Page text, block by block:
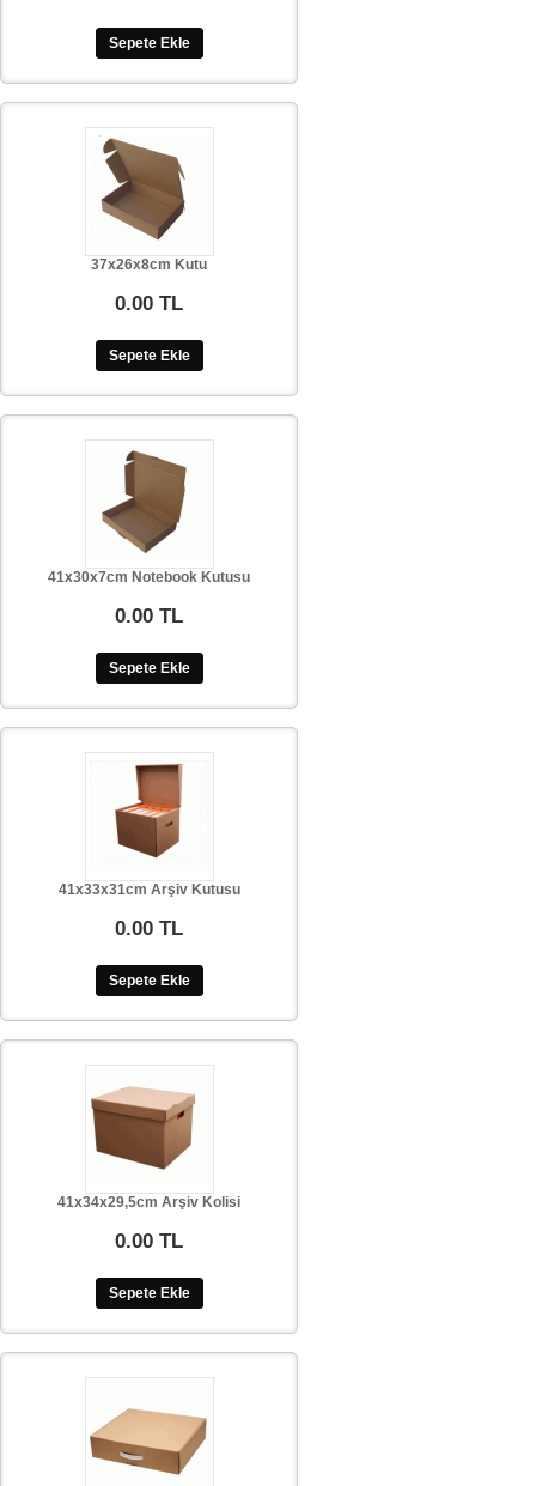
Sepete Ekle
37x26x8cm Kutu
0.00 TL
Sepete Ekle
41x30x7cm Notebook Kutusu
0.00 TL
Sepete Ekle
41x33x31cm Arşiv Kutusu
0.00 TL
Sepete Ekle
41x34x29,5cm Arşiv Kolisi
0.00 TL
Sepete Ekle